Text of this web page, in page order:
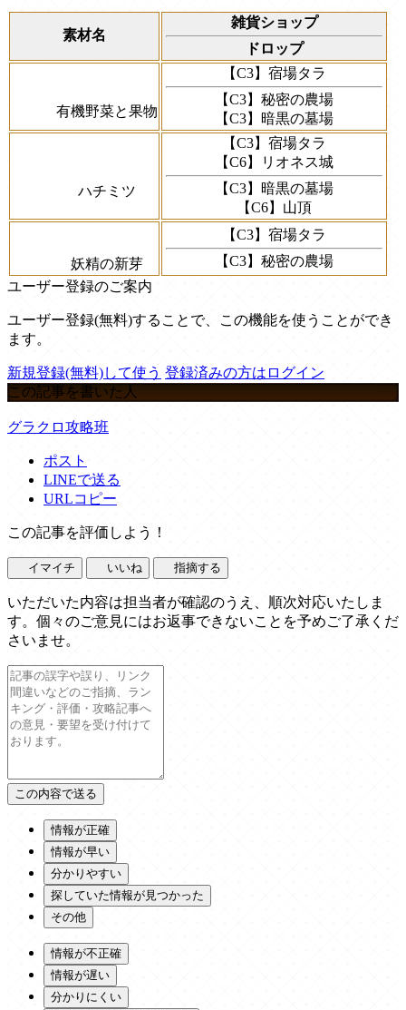
素材名
雑貨ショップ
ドロップ
有機野菜と果物
【C3】宿場タラ
【C3】秘密の農場
【C3】暗黒の墓場
ハチミツ
【C3】宿場タラ
【C6】リオネス城
【C3】暗黒の墓場
【C6】山頂
妖精の新芽
【C3】宿場タラ
【C3】秘密の農場
ユーザー登録のご案内
ユーザー登録(無料)することで、この機能を使うことができ
ます。
新規登録(無料)して使う 登録済みの方はログイン
この記事を書いた人
グラクロ攻略班
ポスト
LINEで送る
URLコピー
この記事を評価しよう！
イマイチ いいね 指摘する
いただいた内容は担当者が確認のうえ、順次対応いたしま
す。個々のご意見にはお返事できないことを予めご了承くだ
さいませ。
情報が正確
情報が早い
分かりやすい
探していた情報が見つかった
その他
情報が不正確
情報が遅い
分かりにくい